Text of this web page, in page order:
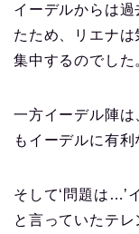
イーデルからは
たため、リエナ
集中するのでした
一方イーデル陣
もイーデルに有利
そして‘問題は…’
と言っていたテレ